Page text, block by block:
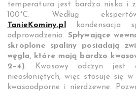
temperatura jest bardzo niska i
100°C. Według
TanieKominy.pl
kondensacja
odprowadzenia. Spływające
skroplone spaliny posiadają
węgla, które mają bardzo
2–4). Kwasowy odczyn jest
nieosłoniętych, więc stosuje się
kwasoodporne i nierdzewne.